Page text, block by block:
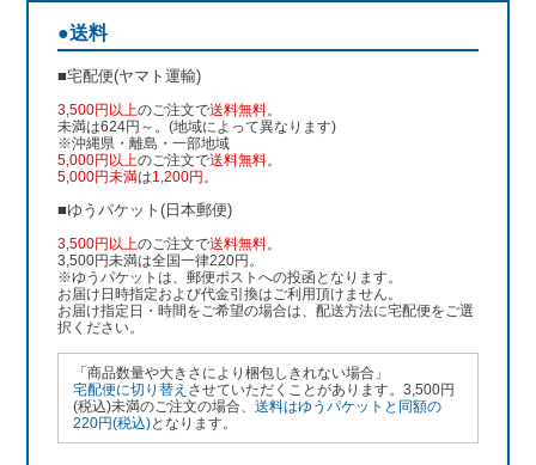
●送料
■宅配便(ヤマト運輸)
3,500円以上のご注文で送料無料。
未満は624円～。(地域によって異なります)
※沖縄県・離島・一部地域
5,000円以上のご注文で送料無料。
5,000円未満は1,200円 。
■ゆうパケット(日本郵便)
3,500円以上のご注文で送料無料。
3,500円未満は全国一律220円。
※ゆうパケットは、郵便ポストへの投函となります。
お届け日時指定および代金引換はご利用頂けません。
お届け指定日・時間をご希望の場合は、配送方法に宅配便をご選
択ください。
「商品数量や大きさにより梱包しきれない場合」
宅配便に切り替え させていただくことがあります。3,500円
(税込)未満のご注文の場合、送料はゆうパケットと同額の
220円(税込)となります。